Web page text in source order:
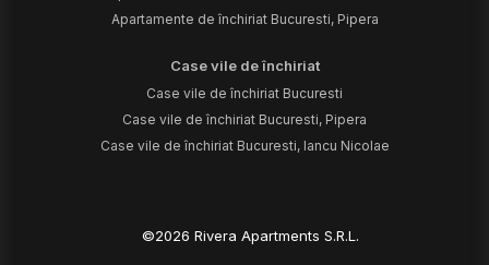
Apartamente de închiriat Bucuresti, Pipera
Case vile de închiriat
Case vile de închiriat Bucuresti
Case vile de închiriat Bucuresti, Pipera
Case vile de închiriat Bucuresti, Iancu Nicolae
©2026 Rivera Apartments S.R.L.